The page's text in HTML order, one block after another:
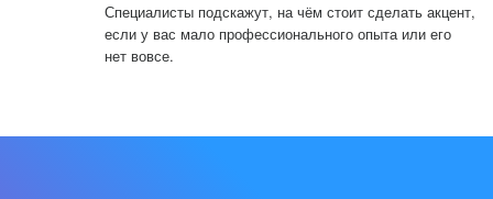
Специалисты подскажут, на чём стоит сделать акцент,
если у вас мало профессионального опыта или его
нет вовсе.